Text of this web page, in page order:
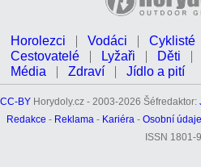
Horolezci Vodáci Cyklisté
Cestovatelé
Lyžaři Děti
Média
Zdraví Jídlo a pití
CC-BY Horydoly.cz - 2003-2026 Šéfredaktor:
Redakce - Reklama- Kariéra- Osobní údaje
ISSN 1801-